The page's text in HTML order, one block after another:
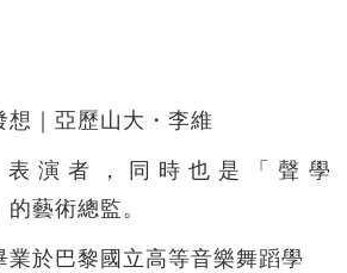
想｜亞歷山大・李維
演者，同時也是「聲學
的藝術總監。
業於巴黎國立高等音樂舞蹈學